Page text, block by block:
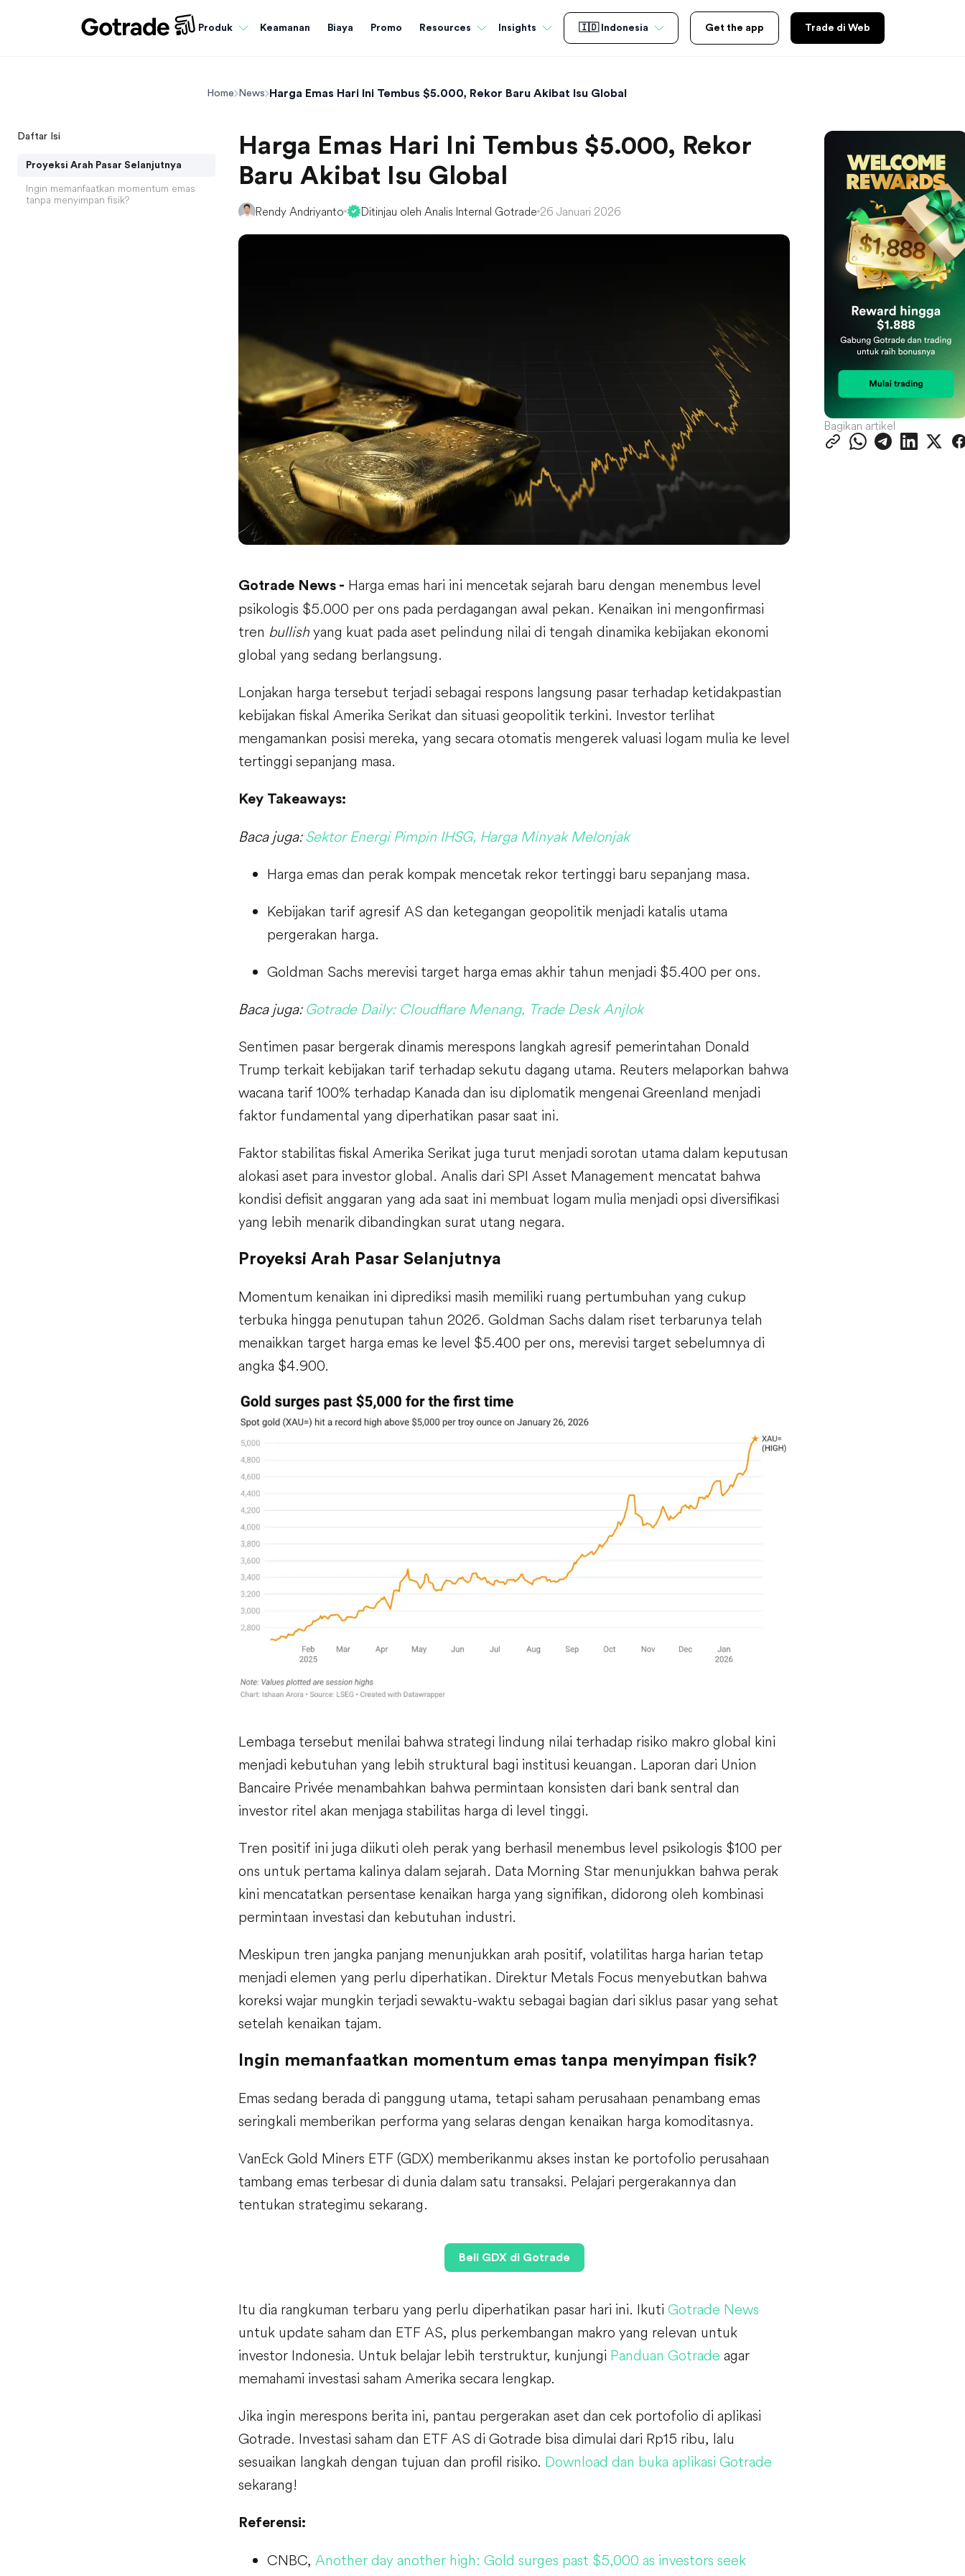
Produk Keamanan Biaya Promo Resources Insights 🇮🇩 Indonesia Get the app Trade di Web
Home News Harga Emas Hari Ini Tembus $5.000, Rekor Baru Akibat Isu Global
Daftar Isi
Proyeksi Arah Pasar Selanjutnya
Ingin memanfaatkan momentum emas
tanpa menyimpan fisik?
Harga Emas Hari Ini Tembus $5.000, Rekor
Baru Akibat Isu Global
Rendy Andriyanto Ditinjau oleh Analis Internal Gotrade 26 Januari 2026
Gotrade News - Harga emas hari ini mencetak sejarah baru dengan menembus level
psikologis $5.000 per ons pada perdagangan awal pekan. Kenaikan ini mengonfirmasi
tren bullish yang kuat pada aset pelindung nilai di tengah dinamika kebijakan ekonomi
global yang sedang berlangsung.
Lonjakan harga tersebut terjadi sebagai respons langsung pasar terhadap ketidakpastian
kebijakan fiskal Amerika Serikat dan situasi geopolitik terkini. Investor terlihat
mengamankan posisi mereka, yang secara otomatis mengerek valuasi logam mulia ke level
tertinggi sepanjang masa.
Key Takeaways:
Baca juga: Sektor Energi Pimpin IHSG, Harga Minyak Melonjak
Harga emas dan perak kompak mencetak rekor tertinggi baru sepanjang masa.
Kebijakan tarif agresif AS dan ketegangan geopolitik menjadi katalis utama
pergerakan harga.
Goldman Sachs merevisi target harga emas akhir tahun menjadi $5.400 per ons.
Baca juga: Gotrade Daily: Cloudflare Menang, Trade Desk Anjlok
Sentimen pasar bergerak dinamis merespons langkah agresif pemerintahan Donald
Trump terkait kebijakan tarif terhadap sekutu dagang utama. Reuters melaporkan bahwa
wacana tarif 100% terhadap Kanada dan isu diplomatik mengenai Greenland menjadi
faktor fundamental yang diperhatikan pasar saat ini.
Faktor stabilitas fiskal Amerika Serikat juga turut menjadi sorotan utama dalam keputusan
alokasi aset para investor global. Analis dari SPI Asset Management mencatat bahwa
kondisi defisit anggaran yang ada saat ini membuat logam mulia menjadi opsi diversifikasi
yang lebih menarik dibandingkan surat utang negara.
Proyeksi Arah Pasar Selanjutnya
Momentum kenaikan ini diprediksi masih memiliki ruang pertumbuhan yang cukup
terbuka hingga penutupan tahun 2026. Goldman Sachs dalam riset terbarunya telah
menaikkan target harga emas ke level $5.400 per ons, merevisi target sebelumnya di
angka $4.900.
Lembaga tersebut menilai bahwa strategi lindung nilai terhadap risiko makro global kini
menjadi kebutuhan yang lebih struktural bagi institusi keuangan. Laporan dari Union
Bancaire Privée menambahkan bahwa permintaan konsisten dari bank sentral dan
investor ritel akan menjaga stabilitas harga di level tinggi.
Tren positif ini juga diikuti oleh perak yang berhasil menembus level psikologis $100 per
ons untuk pertama kalinya dalam sejarah. Data Morning Star menunjukkan bahwa perak
kini mencatatkan persentase kenaikan harga yang signifikan, didorong oleh kombinasi
permintaan investasi dan kebutuhan industri.
Meskipun tren jangka panjang menunjukkan arah positif, volatilitas harga harian tetap
menjadi elemen yang perlu diperhatikan. Direktur Metals Focus menyebutkan bahwa
koreksi wajar mungkin terjadi sewaktu-waktu sebagai bagian dari siklus pasar yang sehat
setelah kenaikan tajam.
Ingin memanfaatkan momentum emas tanpa menyimpan fisik?
Emas sedang berada di panggung utama, tetapi saham perusahaan penambang emas
seringkali memberikan performa yang selaras dengan kenaikan harga komoditasnya.
VanEck Gold Miners ETF (GDX) memberikanmu akses instan ke portofolio perusahaan
tambang emas terbesar di dunia dalam satu transaksi. Pelajari pergerakannya dan
tentukan strategimu sekarang.
Beli GDX di Gotrade
Itu dia rangkuman terbaru yang perlu diperhatikan pasar hari ini. Ikuti Gotrade News
untuk update saham dan ETF AS, plus perkembangan makro yang relevan untuk
investor Indonesia. Untuk belajar lebih terstruktur, kunjungi Panduan Gotrade agar
memahami investasi saham Amerika secara lengkap.
Jika ingin merespons berita ini, pantau pergerakan aset dan cek portofolio di aplikasi
Gotrade. Investasi saham dan ETF AS di Gotrade bisa dimulai dari Rp15 ribu, lalu
sesuaikan langkah dengan tujuan dan profil risiko. Download dan buka aplikasi Gotrade
sekarang!
Referensi:
CNBC, Another day another high: Gold surges past $5,000 as investors seek
Bagikan artikel